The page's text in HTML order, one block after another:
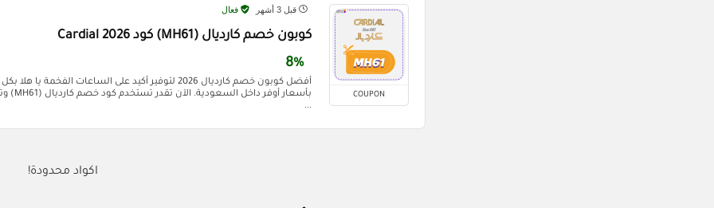
COUPON
قبل 3 أشهر فعال
كوبون خصم كارديال (MH61) كود Cardial 2026
8%
أفضل كوبون خصم كارديال 2026 لتوفير أكيد على الساعات
...
اكواد محدودة!